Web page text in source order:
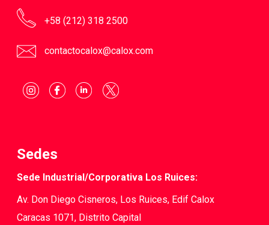
+58 (212) 318 2500
contactocalox@calox.com
Sedes
Sede Industrial/Corporativa Los Ruices:
Av. Don Diego Cisneros, Los Ruices, Edif Calox
Caracas 1071, Distrito Capital